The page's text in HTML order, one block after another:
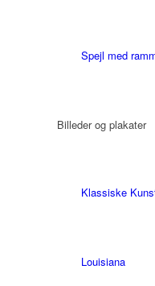
Spejl med
Billeder og plakater
Klassiske
Louisiana